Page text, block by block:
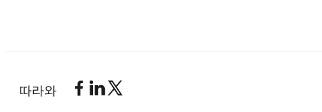
따라와